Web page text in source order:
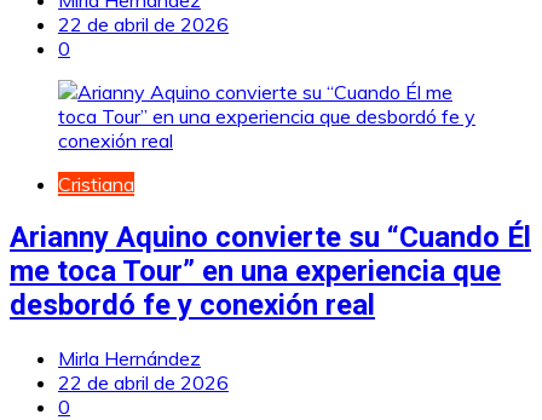
22 de abril de 2026
0
Cristiana
Arianny Aquino convierte su “Cuando Él
me toca Tour” en una experiencia que
desbordó fe y conexión real
Mirla Hernández
22 de abril de 2026
0